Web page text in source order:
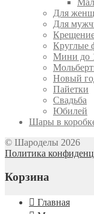
Для
Для
Круглые
Мини до
Новый
Пайетки
Свадьба
Юбилей
Шары в
© Шароделы 2026
Политика
Корзина
Главная